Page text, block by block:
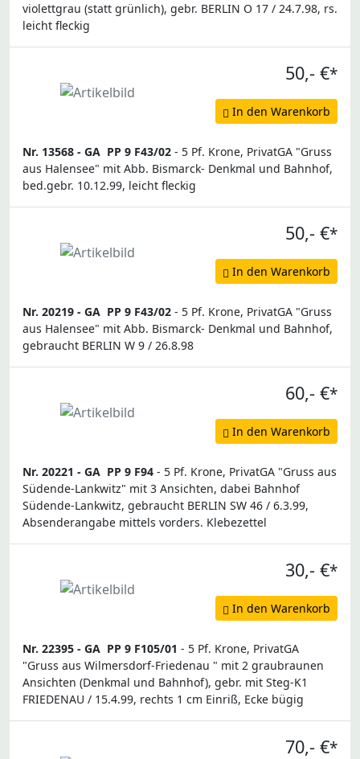
violettgrau (statt grünlich), gebr. BERLIN O 17 / 24.7.98, rs.
leicht fleckig
50,- €*
In den Warenkorb
Nr. 13568 - GA PP 9 F43/02 - 5 Pf. Krone, PrivatGA "Gruss
aus Halensee" mit Abb. Bismarck- Denkmal und Bahnhof,
bed.gebr. 10.12.99, leicht fleckig
50,- €*
In den Warenkorb
Nr. 20219 - GA PP 9 F43/02 - 5 Pf. Krone, PrivatGA "Gruss
aus Halensee" mit Abb. Bismarck- Denkmal und Bahnhof,
gebraucht BERLIN W 9 / 26.8.98
60,- €*
In den Warenkorb
Nr. 20221 - GA PP 9 F94 - 5 Pf. Krone, PrivatGA "Gruss aus
Südende-Lankwitz" mit 3 Ansichten, dabei Bahnhof
Südende-Lankwitz, gebraucht BERLIN SW 46 / 6.3.99,
Absenderangabe mittels vorders. Klebezettel
30,- €*
In den Warenkorb
Nr. 22395 - GA PP 9 F105/01 - 5 Pf. Krone, PrivatGA
"Gruss aus Wilmersdorf-Friedenau " mit 2 graubraunen
Ansichten (Denkmal und Bahnhof), gebr. mit Steg-K1
FRIEDENAU / 15.4.99, rechts 1 cm Einriß, Ecke bügig
70,- €*